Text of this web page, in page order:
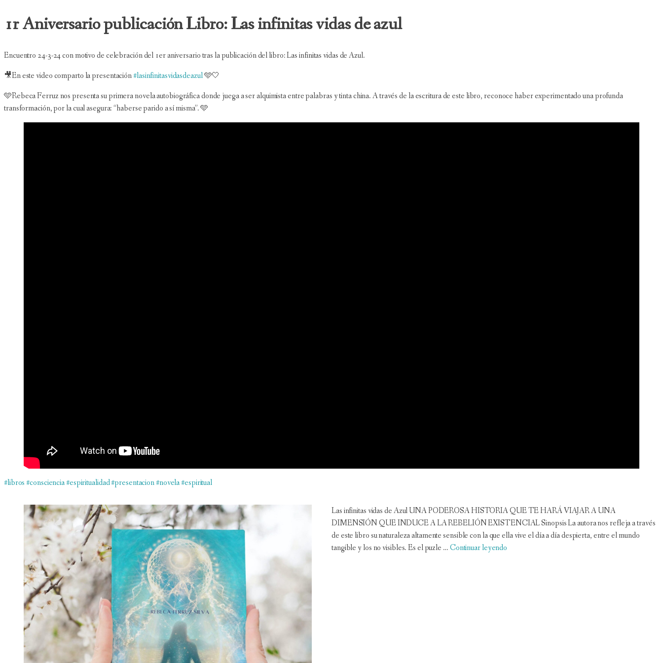
1r Aniversario publicación Libro: Las infinitas vidas de azul
Encuentro 24-3-24 con motivo de celebración del 1er aniversario tras la publicación del libro: Las infinitas vidas de Azul.
🎥En este video comparto la presentación#lasinfinitasvidasdeazul🩵🤍
🩵Rebeca Ferruz nos presenta su primera novela autobiográfica donde juega a ser alquimista entre palabras y tinta china. A través de la escritura de este libro, reconoce haber experimentado una profunda
transformación, por la cual asegura: “haberse parido a sí misma”. 🩵
#libros #consciencia#espiritualidad#presentacion#novela#espiritual
Las infinitas vidas de Azul UNA PODEROSA HISTORIA QUE TE HARÁ VIAJAR A UNA
DIMENSIÓN QUE INDUCE A LA REBELIÓN EXISTENCIAL Sinopsis La autora nos refleja a través
de este libro su naturaleza altamente sensible con la que ella vive el día a día despierta, entre el mundo
tangible y los no visibles. Es el puzle …Continuar leyendo